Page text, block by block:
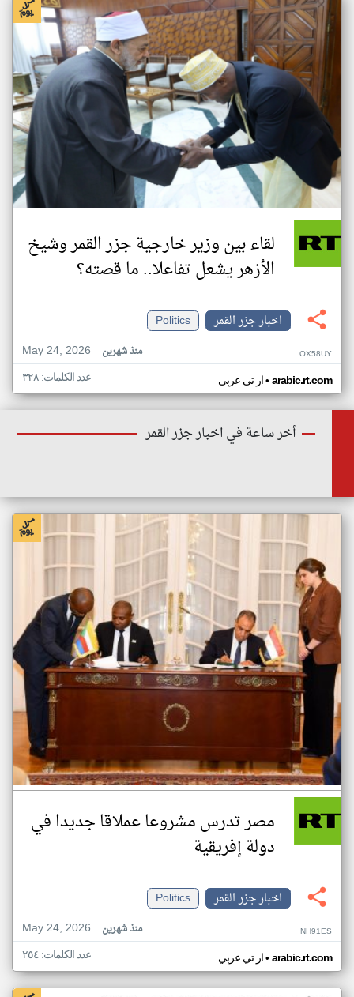
لقاء بين وزير خارجية جزر القمر وشيخ
الأزهر يشعل تفاعلا.. ما قصته؟
اخبار جزر القمر
Politics
May 24, 2026
منذ شهرين OX58UY
ار تي عربي• arabic.rt.com عدد الكلمات: ٣٢٨
أخر ساعة في اخبار جزر القمر
مصر تدرس مشروعا عملاقا جديدا في
دولة إفريقية
اخبار جزر القمر
Politics
May 24, 2026
منذ شهرين NH91ES
ار تي عربي• arabic.rt.com عدد الكلمات: ٢٥٤